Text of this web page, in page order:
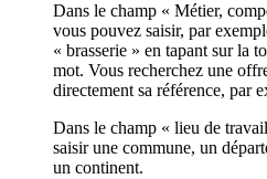
Dans le champ « Métier,
vous pouvez saisir, par
« brasserie » en tapant sur la
mot. Vous recherchez une
directement sa référence, par
Dans le champ « lieu de
saisir une commune, un
un continent.